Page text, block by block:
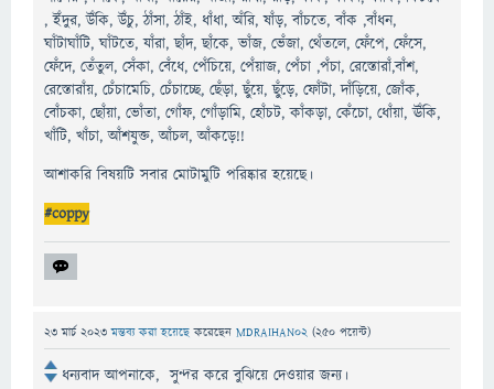
, ইঁদুর, উঁকি, উঁচু, ঠাঁসা, ঠাঁই, ধাঁধা, অঁরি, ষাঁড়, বাঁচতে, বাঁক ,বাঁধন,
ঘাঁটাঘাঁটি, ঘাঁটতে, যাঁরা, ছাঁদ, ছাঁকে, ভাঁজ, ভেঁজা, থেঁতলে, ফেঁপে, ফেঁসে,
ফেঁদে, তেঁতুল, সেঁকা, বেঁধে, পেঁচিয়ে, পেঁয়াজ, পেঁচা ,পঁচা, রেস্তোরাঁ,বাঁশ,
রেস্তোরাঁয়, চেঁচামেচি, চেঁচাচ্ছে, ছেঁড়া, ছুঁয়ে, ছুঁড়ে, ফোঁটা, দাঁড়িয়ে, জোঁক,
বোঁচকা, ছোঁয়া, ভোঁতা, গোঁফ, গোঁড়ামি, হোঁচট, কাঁকড়া, কেঁচো, ধোঁয়া, ঊঁকি,
খাঁটি, খাঁচা, আঁশযুক্ত, আঁচল, আঁকড়ে!!
আশাকরি বিষয়টি সবার মোটামুটি পরিষ্কার হয়েছে।
#coppy
23 মার্চ 2023 মন্তব্য করা হয়েছেকরেছেন MDRAIHAN02 (250 পয়েন্ট)
ধন্যবাদ আপনাকে, সুন্দর করে বুঝিয়ে দেওয়ার জন্য।